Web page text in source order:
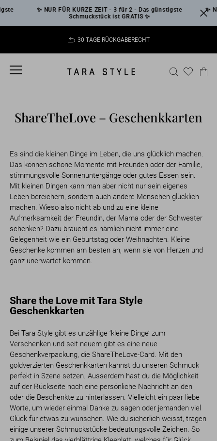
to
content
✨ NUR FÜR KURZE ZEIT - 3 für 2 - Das günstigste
Schmuckstück ist GRATIS ✨
✨
slideshow
30 TAGE RÜCKGABERECHT
SITE NAVIGATION SEARCH
ShareTheLove – Geschenkkarten
Es sind die kleinen Dinge im Leben, die uns glücklich machen.
Das können schöne Momente mit Freunden oder der Familie,
stimmungsvolle Sonnenuntergänge oder gutes Essen sein.
Mit kleinen Dingen kann man aber nicht nur sein eigenes
Leben bereichern, sondern auch andere Menschen glücklich
machen. Wieso also nicht ab und zu eine kleine
Aufmerksamkeit der Freundin, der Mama oder der Schwester
schenken? Dazu braucht es nämlich nicht immer eine
Gelegenheit wie ein Geburtstag oder Weihnachten. Kleine
Geschenke kommen am besten an, wenn sie von Herzen und
ganz unerwartet kommen.
Share the Love mit Tara Style
Geschenkkarten
Bei Tara Style gibt es unzählige ‘kleine Dinge’ zum
Verschenken und seit neuem gibt es eine neue
Geschenkverpackung, die ShareTheLove-Card. Mit den
goldverzierten Geschenkkarten kannst du unseren Schmuck
perfekt in Szene setzen. Ausserdem hast du die Möglichkeit
auf der Rückseite noch eine persönliche Nachricht an den
oder die Beschenkte zu hinterlassen. Vielleicht ein paar liebe
Worte, um wieder einmal Danke zu sagen oder jemanden viel
Glück für etwas zu wünschen. Wie du sicherlich weisst, tragen
einige unserer Schmuckstücke bedeutungsvolle Zeichen. So